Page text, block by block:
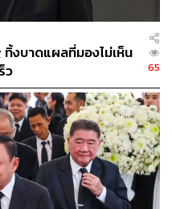
งบาดแผลที่มองไม่เห็น
ว
65